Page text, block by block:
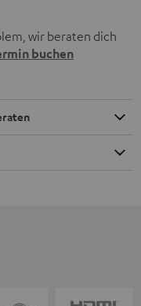
wir beraten dich
buchen